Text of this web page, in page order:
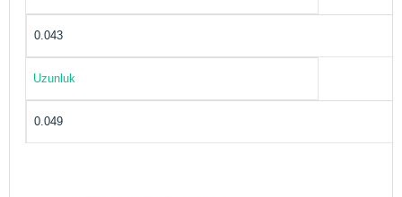
0.043
Uzunluk
0.049